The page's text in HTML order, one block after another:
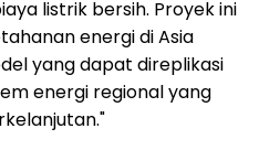
listrik bersih. Proyek ini
energi di Asia
yang dapat direplikasi
energi regional yang